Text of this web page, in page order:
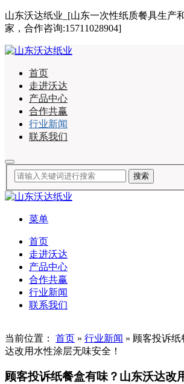
山东沃达纸业_[山东一次性纸质餐具生产
家，合作咨询:15711028904]
首页
走进沃达
产品中心
合作共赢
行业新闻
联系我们
菜单
首页
走进沃达
产品中心
合作共赢
行业新闻
联系我们
当前位置： 首页 » 行业新闻 » 顾客投诉
达改用水性涂层无味安全！
顾客投诉纸餐盒有味？山东沃达改